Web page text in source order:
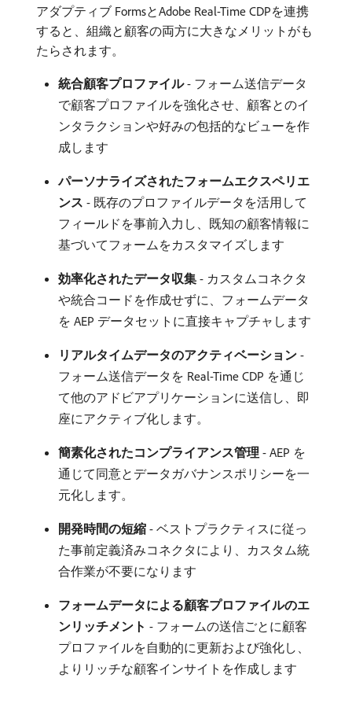
アダプティブ FormsとAdobe Real-Time CDPを連携
すると、組織と顧客の両方に大きなメリットがも
たらされます。
統合顧客プロファイル- フォーム送信データ
で顧客プロファイルを強化させ、顧客とのイ
ンタラクションや好みの包括的なビューを作
成します
パーソナライズされたフォームエクスペリエ
ンス - 既存のプロファイルデータを活用して
フィールドを事前入力し、既知の顧客情報に
基づいてフォームをカスタマイズします
効率化されたデータ収集 - カスタムコネクタ
や統合コードを作成せずに、フォームデータ
を AEP データセットに直接キャプチャします
リアルタイムデータのアクティベーション -
フォーム送信データを Real-Time CDP を通じ
て他のアドビアプリケーションに送信し、即
座にアクティブ化します。
簡素化されたコンプライアンス管理 - AEP を
通じて同意とデータガバナンスポリシーを一
元化します。
開発時間の短縮 - ベストプラクティスに従っ
た事前定義済みコネクタにより、カスタム統
合作業が不要になります
フォームデータによる顧客プロファイルのエ
ンリッチメント - フォームの送信ごとに顧客
プロファイルを自動的に更新および強化し、
よりリッチな顧客インサイトを作成します